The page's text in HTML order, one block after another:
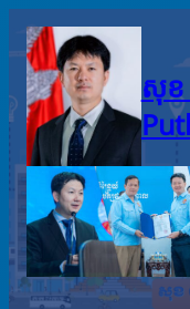
content
សុខ